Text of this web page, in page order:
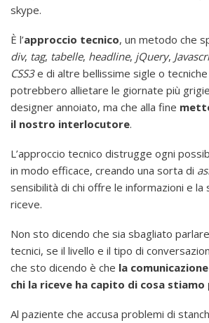
skype.
È l’approccio tecnico, un metodo che
div, tag, tabelle, headline, jQuery,
CSS3e di altre bellissime sigle o
potrebbero allietare le giornate più
designer annoiato, ma che alla fine
il nostro interlocutore.
L’approccio tecnico distrugge ogni
in modo efficace, creando una sorta di
sensibilità di chi offre le informazioni e la
riceve.
Non sto dicendo che sia sbagliato
tecnici, se il livello e il tipo di
che sto dicendo è che la
chi la riceve ha capito di cosa stiamo
Al paziente che accusa problemi di